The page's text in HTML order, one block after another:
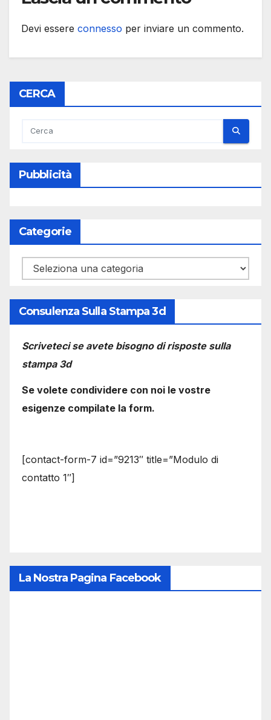
Devi essere connesso per inviare un commento.
CERCA
Pubblicità
Categorie
Categorie
Consulenza Sulla Stampa 3d
Scriveteci se avete bisogno di risposte sulla
stampa 3d
Se volete condividere con noi le vostre
esigenze compilate la form.
[contact-form-7 id=”9213″ title=”Modulo di
contatto 1″]
La Nostra Pagina Facebook